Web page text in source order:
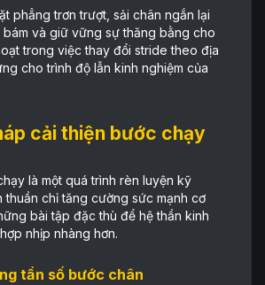
phẳng trơn trượt, sải chân ngắn lại
và giữ vững sự thăng bằng cho
trong việc thay đổi stride theo địa
cho trình độ lẫn kinh nghiệm của
cải thiện bước chạy
là một quá trình rèn luyện kỹ
thuần chỉ tăng cường sức mạnh cơ
bài tập đặc thù để hệ thần kinh
nhịp nhàng hơn.
tần số bước chân